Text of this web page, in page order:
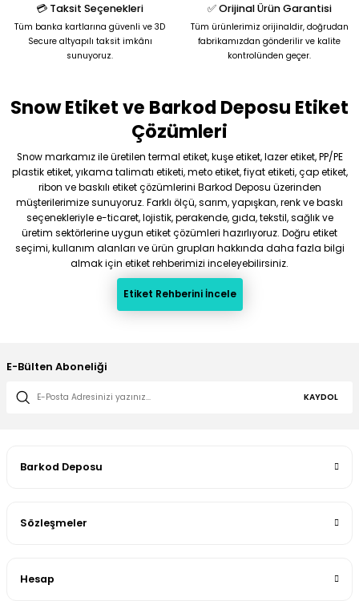
Gönder
💳 Taksit Seçenekleri
Tüm banka kartlarına güvenli ve 3D
Secure altyapılı taksit imkânı
sunuyoruz.
✅ Orijinal Ürün Garantisi
Tüm ürünlerimiz orijinaldir, doğrudan
fabrikamızdan gönderilir ve kalite
kontrolünden geçer.
Snow Etiket ve Barkod Deposu Etiket
Çözümleri
Snow markamız ile üretilen termal etiket, kuşe etiket, lazer etiket, PP/PE
plastik etiket, yıkama talimatı etiketi, meto etiket, fiyat etiketi, çap etiket,
ribon ve baskılı etiket çözümlerini Barkod Deposu üzerinden
müşterilerimize sunuyoruz. Farklı ölçü, sarım, yapışkan, renk ve baskı
seçenekleriyle e-ticaret, lojistik, perakende, gıda, tekstil, sağlık ve
üretim sektörlerine uygun etiket çözümleri hazırlıyoruz. Doğru etiket
seçimi, kullanım alanları ve ürün grupları hakkında daha fazla bilgi
almak için etiket rehberimizi inceleyebilirsiniz.
Etiket Rehberini İncele
E-Bülten Aboneliği
KAYDOL
Barkod Deposu
Sözleşmeler
Hesap